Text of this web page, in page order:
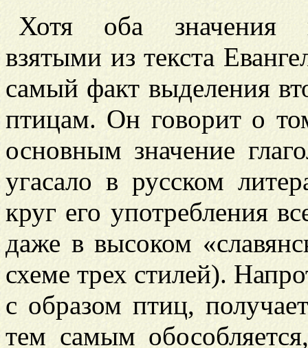
Хотя оба значения
взятыми из текста
самый факт выделения
птицам. Он говорит о
основным значение
угасало в русском
круг его употребления
даже в высоком
схеме трех стилей).
с образом птиц,
тем самым